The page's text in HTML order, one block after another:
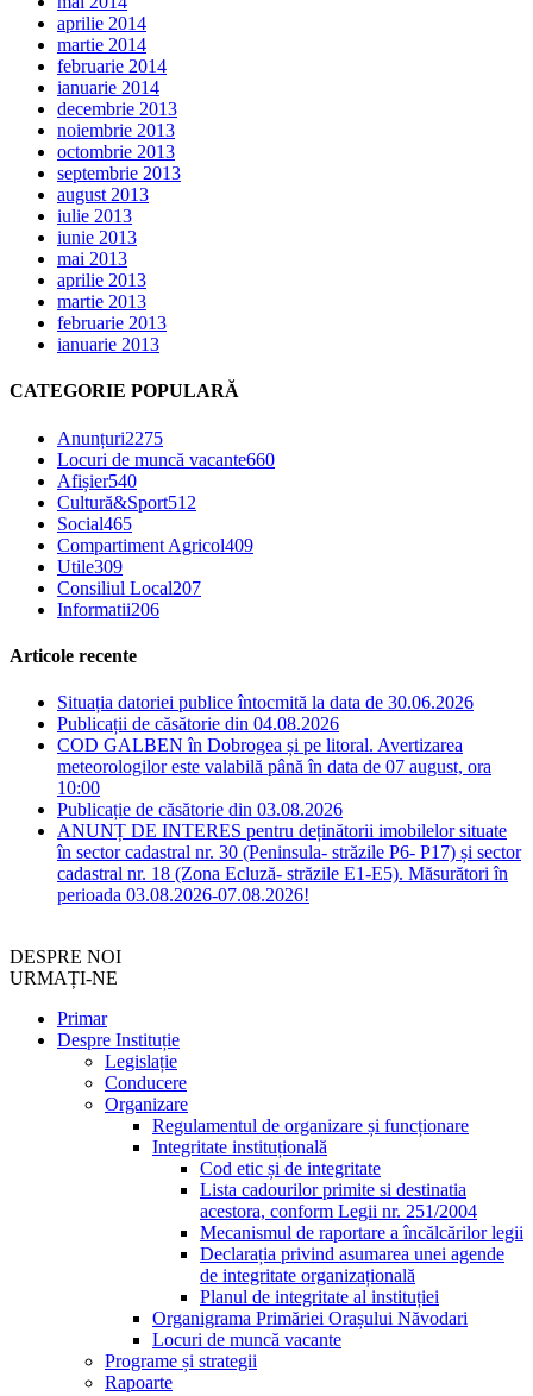
aprilie 2014
martie 2014
februarie 2014
ianuarie 2014
decembrie 2013
noiembrie 2013
octombrie 2013
septembrie 2013
august 2013
iulie 2013
iunie 2013
mai 2013
aprilie 2013
martie 2013
februarie 2013
ianuarie 2013
CATEGORIE POPULARĂ
Anunțuri2275
Locuri de muncă vacante660
Afișier540
Cultură&Sport512
Social465
Compartiment Agricol409
Utile309
Consiliul Local207
Informatii206
Articole recente
Situația datoriei publice întocmită la data de 30.06.2026
Publicații de căsătorie din 04.08.2026
COD GALBEN în Dobrogea și pe litoral. Avertizarea
meteorologilor este valabilă până în data de 07 august, ora
10:00
Publicație de căsătorie din 03.08.2026
ANUNȚ DE INTERES pentru deținătorii imobilelor situate
în sector cadastral nr. 30 (Peninsula- străzile P6- P17) și sector
cadastral nr. 18 (Zona Ecluză- străzile E1-E5). Măsurători în
perioada 03.08.2026-07.08.2026!
DESPRE NOI
URMAȚI-NE
Primar
Despre Instituție
Legislație
Conducere
Organizare
Regulamentul de organizare și funcționare
Integritate instituțională
Cod etic și de integritate
Lista cadourilor primite si destinatia
acestora, conform Legii nr. 251/2004
Mecanismul de raportare a încălcărilor legii
Declarația privind asumarea unei agende
de integritate organizațională
Planul de integritate al instituției
Organigrama Primăriei Orașului Năvodari
Locuri de muncă vacante
Programe și strategii
Rapoarte